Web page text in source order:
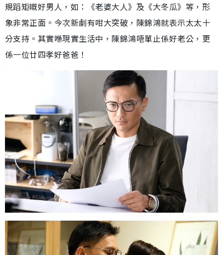
規蹈矩嘅好男人，如：《老婆大人》及《大冬瓜》等，形
象非常正面。今次新劇有咁大突破，陳錦鴻就表示太太十
分支持。其實喺現實生活中，陳錦鴻唔單止係好老公，更
係一位廿四孝好爸爸！